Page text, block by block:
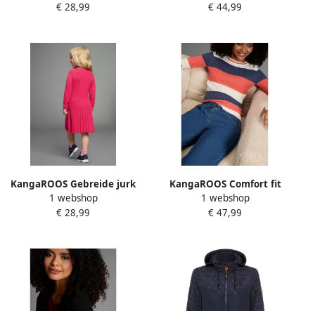
knuffelzacht
€ 28,99
€ 44,99
KangaROOS Gebreide jurk
met plooirok Lief Gebreide
Jurk met Kabelmotief voor
1 webshop
€ 28,99
KangaROOS Comfort fit
jeans
1 webshop
€ 47,99